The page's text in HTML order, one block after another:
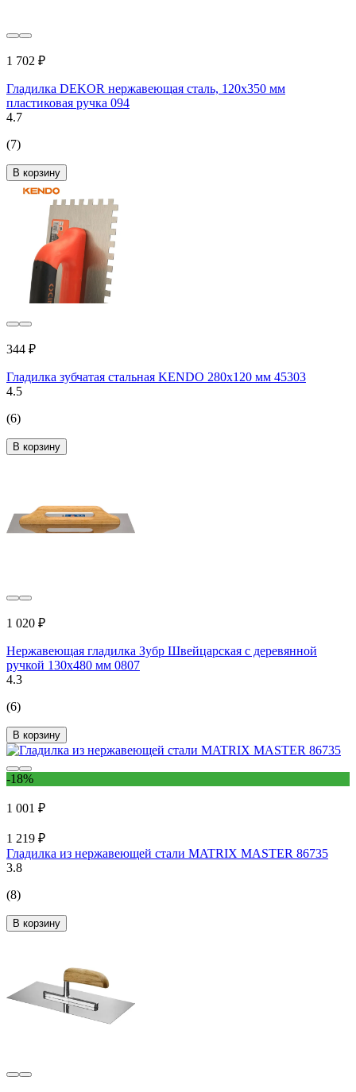
1 702 ₽
Гладилка DEKOR нержавеющая сталь, 120х350 мм
пластиковая ручка 094
4.7
(7)
В корзину
344 ₽
Гладилка зубчатая стальная KENDO 280x120 мм 45303
4.5
(6)
В корзину
1 020 ₽
Нержавеющая гладилка Зубр Швейцарская с деревянной
ручкой 130x480 мм 0807
4.3
(6)
В корзину
-18%
1 001 ₽
1 219 ₽
Гладилка из нержавеющей стали MATRIX MASTER 86735
3.8
(8)
В корзину